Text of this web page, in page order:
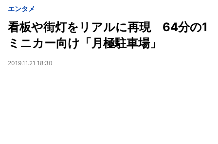
エンタメ
看板や街灯をリアルに再現 64分の1
ミニカー向け「月極駐車場」
2019.11.21 18:30